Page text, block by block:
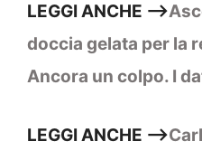
LEGGI ANCHE –>
doccia gelata per la
Ancora un colpo. I
LEGGI ANCHE –>